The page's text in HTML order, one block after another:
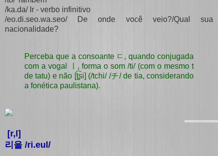
/ka.da/ Ir - verbo infinitivo
/eo.di.seo.wa.seo/ De onde você veio?/Qual sua
nacionalidade?
Perceba que a consoante ㄷ, quando conjugada
com a vogal ㅣ, forma o som /ti/ (com o mesmo t
de tatu) e não [ʈ͡ʂi] (/tchi/ /チ/ de tia, considerando
a fonética paulistana).
[r,l]
리을 /ri.eul/